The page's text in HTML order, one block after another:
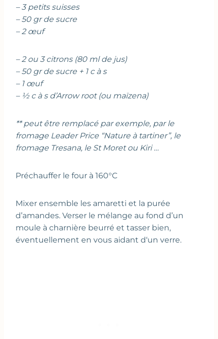
– 3 petits suisses
– 50 gr de sucre
– 2 œuf
– 2 ou 3 citrons (80 ml de jus)
– 50 gr de sucre + 1 c à s
– 1 œuf
– ½ c à s d’Arrow root (ou maïzena)
** peut être remplacé par exemple, par le
fromage Leader Price “Nature à tartiner”, le
fromage Tresana, le St Moret ou Kiri …
Préchauffer le four à 160°C
Mixer ensemble les amaretti et la purée
d’amandes. Verser le mélange au fond d’un
moule à charnière beurré et tasser bien,
éventuellement en vous aidant d‘un verre.